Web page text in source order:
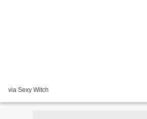
via Sexy Witch